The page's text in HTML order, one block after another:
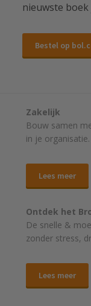
nieuwste
Bestel op
Zakelijk
Bouw samen
in je organisatie.
Lees meer
Ontdek het
De snelle &
zonder stress,
Lees meer